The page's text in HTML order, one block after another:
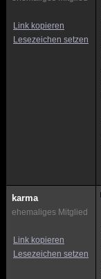
Link kopieren
Lesezeichen setzen
karma
ehemaliges Mitglied
Link kopieren
Lesezeichen setzen